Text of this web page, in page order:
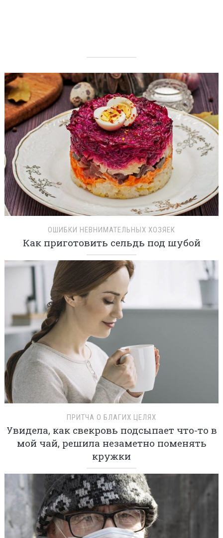
ОШИБКИ НЕВНИМАТЕЛЬНЫХ ХОЗЯЕК
Как приготовить сельдь под шубой
ПРИТЧА О БЛАГИХ ЦЕЛЯХ
Увидела, как свекровь подсыпает что-то в
мой чай, решила незаметно поменять
кружки